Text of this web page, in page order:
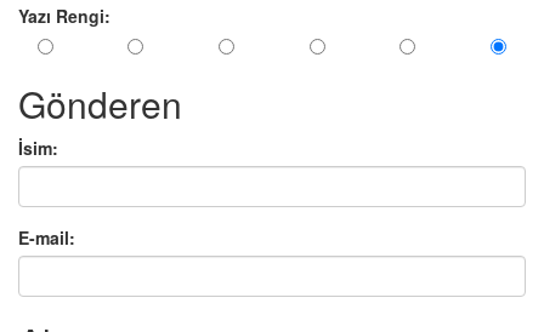
Yazı Rengi:
Gönderen
İsim:
E-mail: